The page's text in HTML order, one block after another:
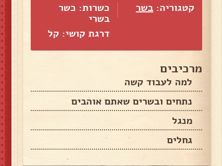
קטגוריה: בשר
כשרות: כשר
בשרי
דרגת קושי: קל
מרכיבים
למה לעבוד קשה
נתחים ובשרים שאתם אוהבים
מנגל
גחלים